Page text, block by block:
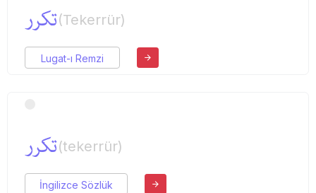
تكرر(Tekerrür)
Lugat-ı Remzi
تكرر(tekerrür)
İngilizce Sözlük